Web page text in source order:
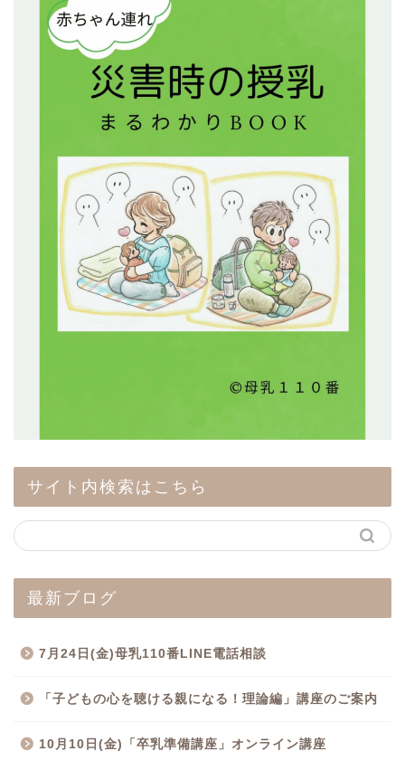
サイト内検索はこちら
最新ブログ
7月24日(金)母乳110番LINE電話相談
「子どもの心を聴ける親になる！理論編」講座のご案内
10月10日(金)「卒乳準備講座」オンライン講座